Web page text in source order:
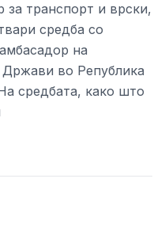
транспорт и врски,
средба со
на
во Република
средбата, како што